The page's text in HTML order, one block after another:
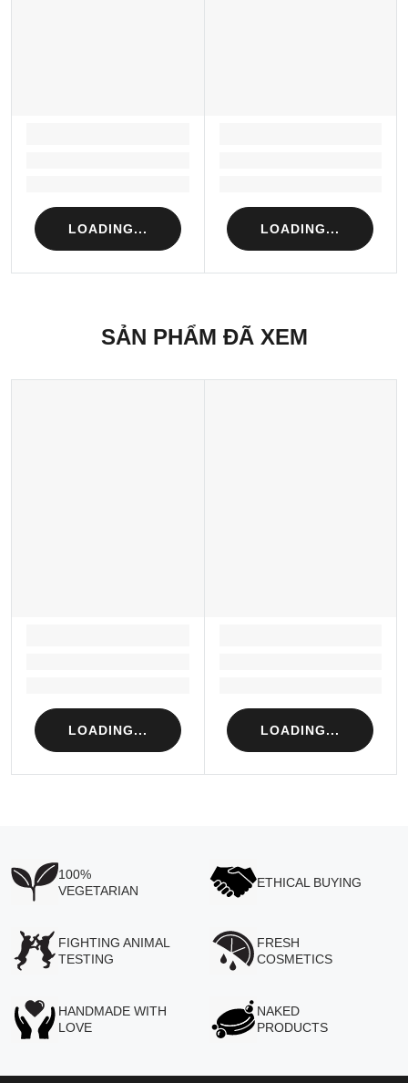
LOADING... LOADING...
SẢN PHẨM ĐÃ XEM
LOADING... LOADING...
100%
VEGETARIAN
ETHICAL BUYING
FIGHTING ANIMAL
TESTING
FRESH
COSMETICS
HANDMADE WITH
LOVE
NAKED
PRODUCTS